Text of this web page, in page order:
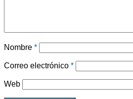
Nombre *
Correo electrónico *
Web